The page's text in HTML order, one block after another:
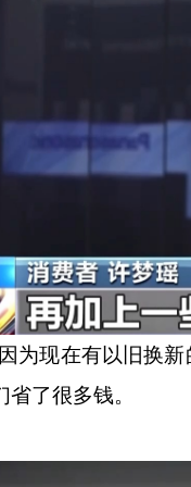
因为现在有以旧换
了很多钱。